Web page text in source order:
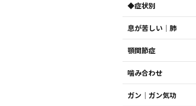
◆症状別
息が苦しい｜肺
顎関節症
噛み合わせ
ガン｜ガン気功